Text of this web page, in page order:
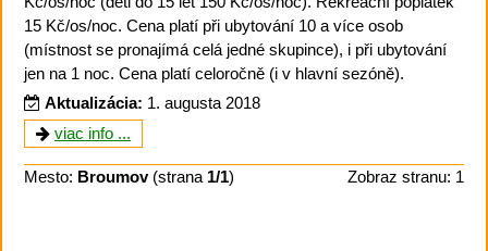
15 Kč/os/noc. Cena platí při ubytování 10 a více osob
(místnost se pronajímá celá jedné skupince), i při ubytování
jen na 1 noc. Cena platí celoročně (i v hlavní sezóně).
Aktualizácia: 1. augusta 2018
viac info ...
Mesto: Broumov(strana 1/1) Zobraz stranu: 1